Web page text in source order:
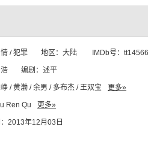
/ 犯罪 地区： 大陆 IMDb号：
编剧： 述平
/ 黄渤 / 余男 / 多布杰 / 王双宝 更多»
Ren Qu 更多»
2013年12月03日